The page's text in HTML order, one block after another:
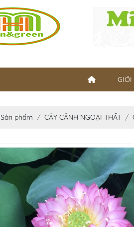
GIỚI
Sản phẩm CÂY CẢNH NGOẠI THẤT